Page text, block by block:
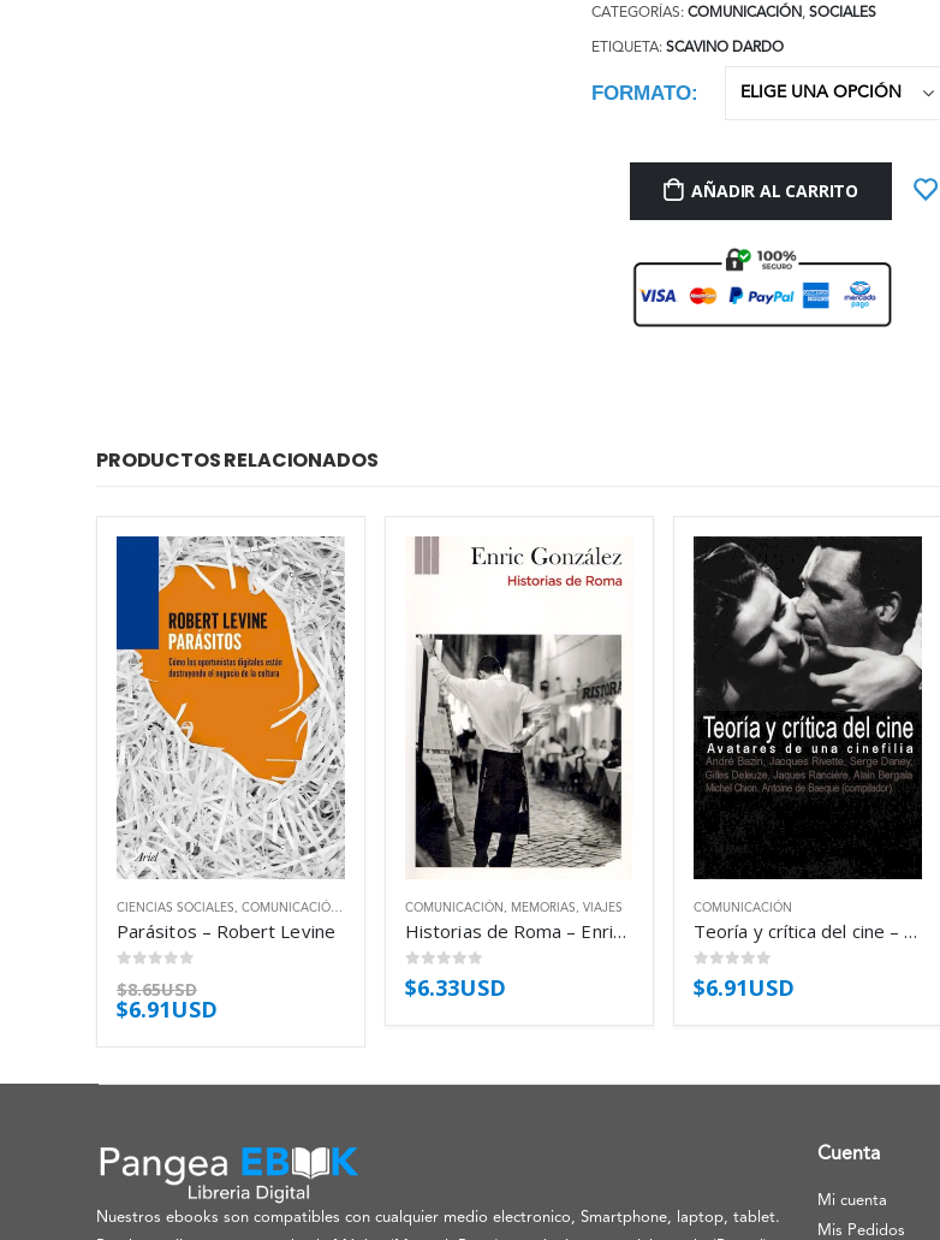
CATEGORÍAS: COMUNICACIÓN, SOCIALES
ETIQUETA: SCAVINO DARDO
FORMATO
AÑADIR AL CARRITO
PRODUCTOS RELACIONADOS
CIENCIAS SOCIALES COMUNICACIÓN TECNOLOGÍA
Parásitos – Robert Levine
$8.65USD
$6.91USD
COMUNICACIÓN MEMORIAS VIAJES
Historias de Roma – Enric González
0out of 5
$6.33USD
COMUNICACIÓN
Teoría y crítica del cine – Antoine De Baecque
0out of 5
$6.91USD
Nuestros ebooks son compatibles con cualquier medio electronico, Smartphone, laptop, tablet.
Cuenta
Mi cuenta
Mis Pedidos